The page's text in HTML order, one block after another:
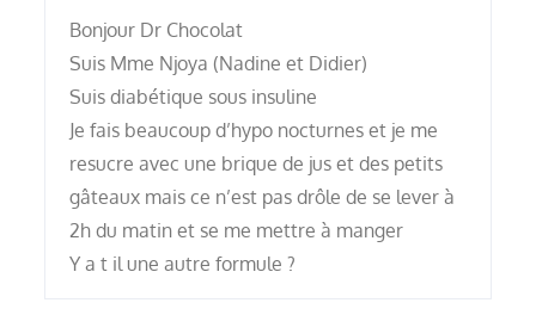
Bonjour Dr Chocolat
Suis Mme Njoya (Nadine et Didier)
Suis diabétique sous insuline
Je fais beaucoup d’hypo nocturnes et je me
resucre avec une brique de jus et des petits
gâteaux mais ce n’est pas drôle de se lever à
2h du matin et se me mettre à manger
Y a t il une autre formule ?